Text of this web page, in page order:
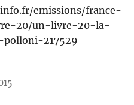
emissions/france-
20/un-livre-20-la-
217529